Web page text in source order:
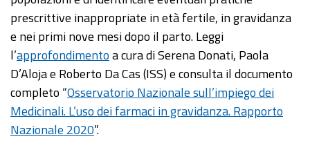
prescrittive inappropriate in età fertile, in gravidanza
e nei primi nove mesi dopo il parto. Leggi
l’approfondimentoa cura di Serena Donati, Paola
D’Aloja e Roberto Da Cas (ISS) e consulta il documento
completo “Osservatorio Nazionale sull’impiego dei
Medicinali. L’uso dei farmaci in gravidanza. Rapporto
Nazionale 2020”.